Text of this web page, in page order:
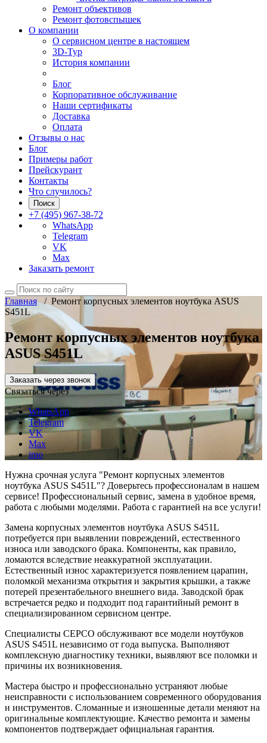
Ремонт объективов
Ремонт фотовспышек
О компании
О сервисном центре в настоящем
3D-Тур
История компании
Блог
Корпоративное обслуживание
Наши сертификаты
Доставка
Оплата
Отзывы о нас
Блог
Примеры работ
Прейскурант
Контакты
Что случилось?
Поиск
+7 (495) 967-38-72
WhatsApp
Telegram
VK
Max
Заказать ремонт
Главная/ Ремонт корпусных элементов ноутбука ASUS
S451L
Ремонт корпусных элементов ноутбука
ASUS S451L
Заказать через звонок
Связаться через
WhatsApp
Telegram
VK
Max
imo
Нужна срочная услуга "Ремонт корпусных элементов
ноутбука ASUS S451L"? Доверьтесь профессионалам в нашем
сервисе! Профессиональный сервис, замена в удобное время,
работа с любыми моделями. Работа с гарантией на все услуги!
Замена корпусных элементов ноутбука ASUS S451L
потребуется при выявлении повреждений, естественного
износа или заводского брака. Компоненты, как правило,
ломаются вследствие неаккуратной эксплуатации.
Естественный износ характеризуется появлением царапин,
поломкой механизма открытия и закрытия крышки, а также
потерей презентабельного внешнего вида. Заводской брак
встречается редко и подходит под гарантийный ремонт в
специализированном сервисном центре.
Специалисты СЕРСО обслуживают все модели ноутбуков
ASUS S451L независимо от года выпуска. Выполняют
комплексную диагностику техники, выявляют все поломки и
причины их возникновения.
Мастера быстро и профессионально устраняют любые
неисправности с использованием современного оборудования
и инструментов. Сломанные и изношенные детали меняют на
оригинальные комплектующие. Качество ремонта и замены
компонентов подтверждает официальная гарантия.